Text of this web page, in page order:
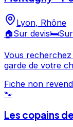
chiens et chats
situé à Givors.
Lyon, Rhône
🏠Sur devis🛏️
Vous
garde de votre
environs. N'hésitez pas à consulter sa fiche pour en
savoir plus et prendre
Lyon.
Fiche non
🐾
Les copains